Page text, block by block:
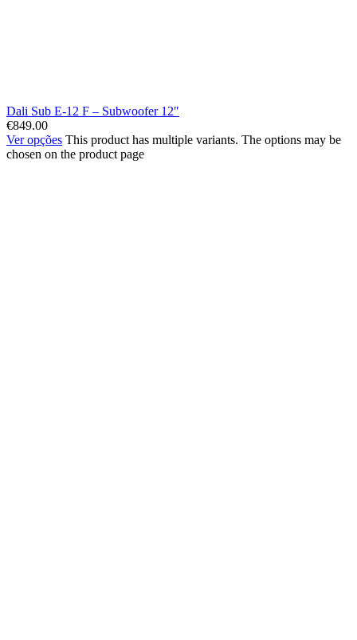
Dali Sub E-12 F – Subwoofer 12″
€849.00
Ver opções This product has multiple variants. The options may be
chosen on the product page